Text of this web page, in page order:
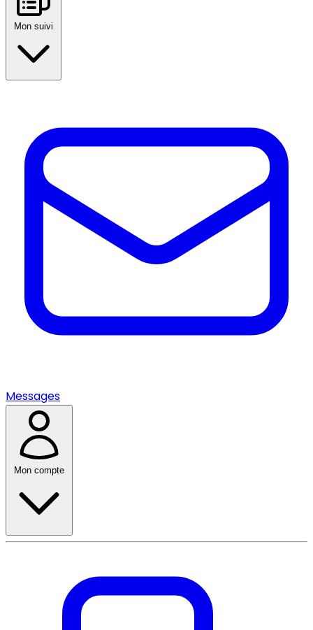
Mon suivi
Messages
Mon compte